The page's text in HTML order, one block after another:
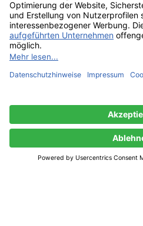
In den Warenkorb Jetzt
Wunschliste
Artikel Warenkorb
Mein Konto